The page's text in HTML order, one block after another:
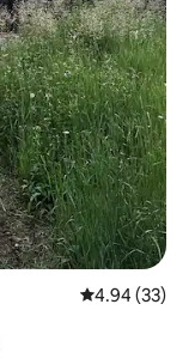
レビュー33
4.94 (33)